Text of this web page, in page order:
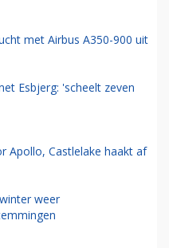
met Airbus A350-900 uit
Esbjerg: 'scheelt zeven
Apollo, Castlelake haakt af
weer